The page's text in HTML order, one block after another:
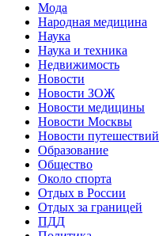
Мода
Народная медицина
Наука
Наука и техника
Недвижимость
Новости
Новости ЗОЖ
Новости медицины
Новости Москвы
Новости путешествий
Образование
Общество
Около спорта
Отдых в России
Отдых за границей
ПДД